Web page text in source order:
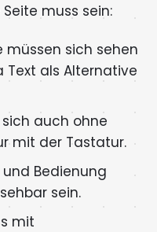
muss sein:
sich sehen
Text als Alternative
auch ohne
mit der Tastatur.
Bedienung
sein.
mit